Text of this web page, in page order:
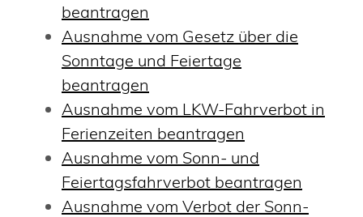
beantragen
Ausnahme vom Gesetz über die
Sonntage und Feiertage
beantragen
Ausnahme vom LKW-Fahrverbot in
Ferienzeiten beantragen
Ausnahme vom Sonn- und
Feiertagsfahrverbot beantragen
Ausnahme vom Verbot der Sonn-